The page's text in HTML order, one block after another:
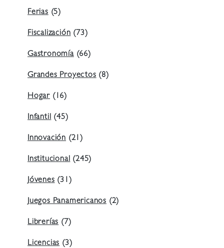
Ferias (5)
Fiscalización (73)
Gastronomía(66)
Grandes Proyectos (8)
Hogar (16)
Infantil (45)
Innovación (21)
Institucional (245)
Jóvenes (31)
Juegos Panamericanos (2)
Librerías (7)
Licencias (3)